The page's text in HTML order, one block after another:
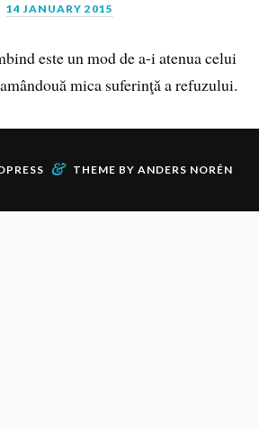
14 JANUARY 2015
este un mod de a-i atenua celui
mica suferinţă a refuzului.
& THEME BY ANDERS NORÉN